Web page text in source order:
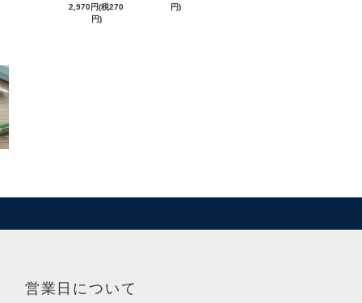
2,970円(税270
円)
円)
営業日について